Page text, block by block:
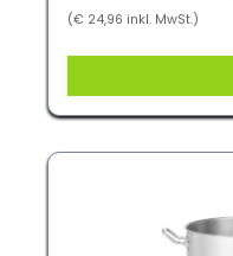
(€ 24,96 inkl. MwSt.)